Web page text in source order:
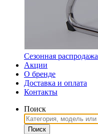
Сезонная распродажа
Акции
О бренде
Доставка и оплата
Контакты
Поиск